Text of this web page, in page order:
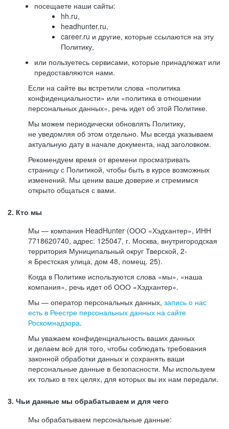
посещаете наши сайты:
hh.ru,
headhunter.ru,
career.ru и другие, которые ссылаются на эту
Политику,
или пользуетесь сервисами, которые принадлежат или
предоставляются нами.
Если на сайте вы встретили слова «политика
конфиденциальности» или «политика в отношении
персональных данных», речь идет об этой Политике.
Мы можем периодически обновлять Политику,
не уведомляя об этом отдельно. Мы всегда указываем
актуальную дату в начале документа, над заголовком.
Рекомендуем время от времени просматривать
страницу с Политикой, чтобы быть в курсе возможных
изменений. Мы ценим ваше доверие и стремимся
открыто общаться с вами.
2. Кто мы
Мы — компания HeadHunter (ООО «Хэдхантер», ИНН
7718620740, адрес: 125047, г. Москва, внутригородская
территория Муниципальный округ Тверской, 2-
я Брестская улица, дом 48, помещ. 25).
Когда в Политике используются слова «мы», «наша
компания», речь идет об ООО «Хэдхантер».
Мы — оператор персональных данных, запись о нас
есть в Реестре персональных данных на сайте
Роскомнадзора.
Мы уважаем конфиденциальность ваших данных
и делаем всё для того, чтобы соблюдать требования
законной обработки данных и сохранять ваши
персональные данные в безопасности. Мы используем
их только в тех целях, для которых вы их нам передали.
3. Чьи данные мы обрабатываем и для чего
Мы обрабатываем персональные данные: